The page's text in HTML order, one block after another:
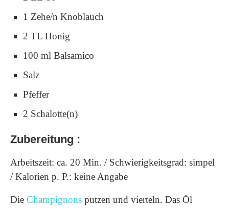
1 Zehe/n Knoblauch
2 TL Honig
100 ml Balsamico
Salz
Pfeffer
2 Schalotte(n)
Zubereitung :
Arbeitszeit: ca. 20 Min. / Schwierigkeitsgrad: simpel
/ Kalorien p. P.: keine Angabe
Die Champignons putzen und vierteln. Das Öl